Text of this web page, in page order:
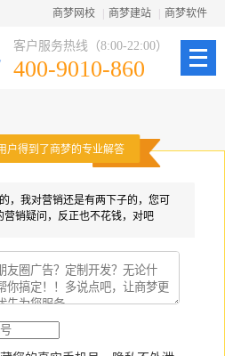
商梦网校 商梦建站 商梦软件
客户服务热线（8:00-22:00）
400-9010-860
户得到了商梦的专业解答
，我对营销还是有两下子的，您可
营销疑问，反正也不花钱，对吧